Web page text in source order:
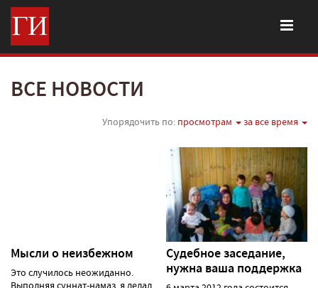
ВСЕ НОВОСТИ
Упорядочить по: просмотрам за все время
Мысли о неизбежном
Это случилось неожиданно.
Выполняя суннат-намаз, я делал
Судебное заседание,
нужна ваша поддержка